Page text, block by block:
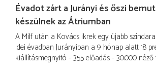
Évadot zárt a Jurányi és őszi
készülnek az Átriumban
A Milf után a Kovács ikrek egy újabb
idei évadban Jurányiban a 9 hónap alatt 18
kiállításmegnyitó - 355 előadás - 30.000 néző